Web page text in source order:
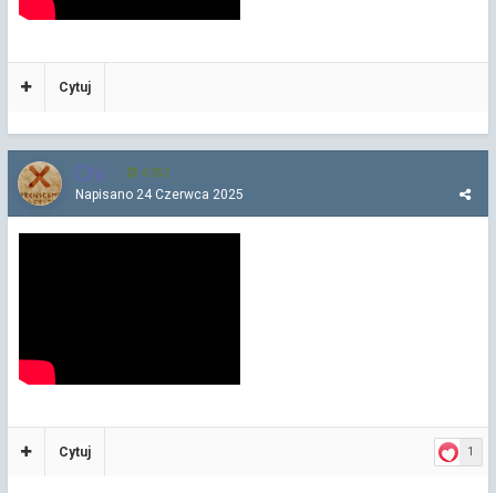
Cytuj
Chi 4 252
Napisano 24 Czerwca 2025
1
Cytuj